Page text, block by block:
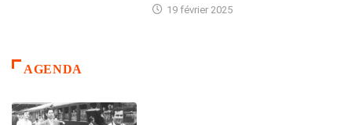
19 février 2025
AGENDA